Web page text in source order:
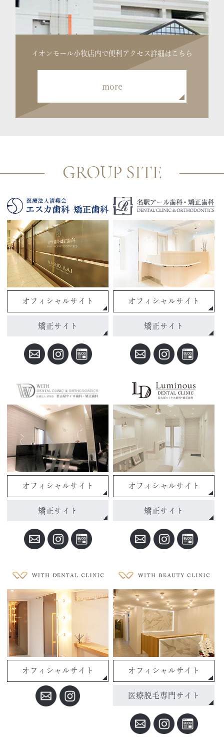
イオンモール小牧店内で便利 アクセス詳細はこちら
more
GROUP SITE
オフィシャルサイト
矯正サイト
オフィシャルサイト
矯正サイト
オフィシャルサイト
矯正サイト
オフィシャルサイト
矯正サイト
オフィシャルサイト オフィシャルサイト
医療脱毛専門サイト